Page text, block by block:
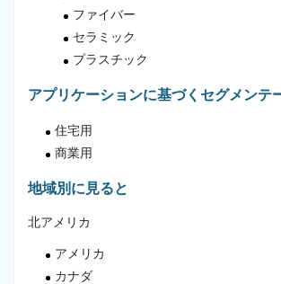
ファイバー
セラミック
プラスチック
アプリケーションに基づくセグメンテ
住宅用
商業用
地域別に見ると
北アメリカ
アメリカ
カナダ